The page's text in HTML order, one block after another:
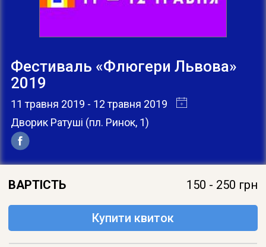
Фестиваль «Флюгери Львова»
2019
11 травня 2019 - 12 травня 2019
Дворик Ратуші (пл. Ринок, 1)
ВАРТІСТЬ 150 - 250 грн
Купити квиток